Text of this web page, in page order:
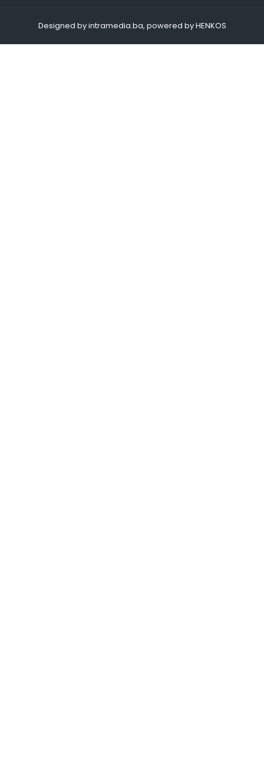
Designed by intramedia.ba, powered by HENKOS